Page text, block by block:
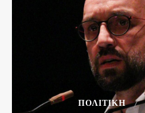
ΠΟΛΙΤΙΚΗ